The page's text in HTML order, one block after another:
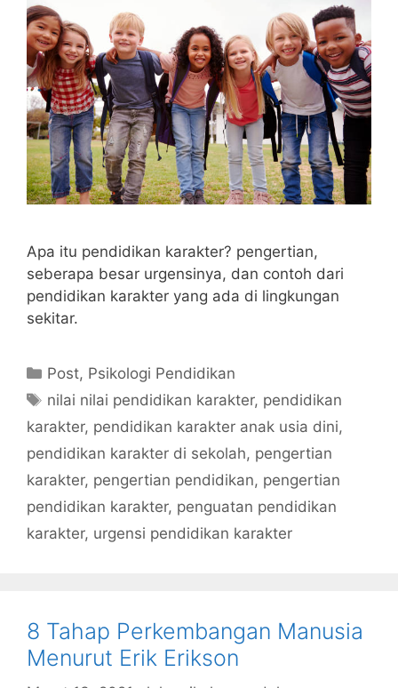
Apa itu pendidikan karakter? pengertian,
seberapa besar urgensinya, dan contoh dari
pendidikan karakter yang ada di lingkungan
sekitar.
Kategori
Post, Psikologi Pendidikan
Tag
nilai nilai pendidikan karakter, pendidikan
karakter, pendidikan karakter anak usia dini,
pendidikan karakter di sekolah, pengertian
karakter, pengertian pendidikan, pengertian
pendidikan karakter, penguatan pendidikan
karakter, urgensi pendidikan karakter
8 Tahap Perkembangan Manusia
Menurut Erik Erikson